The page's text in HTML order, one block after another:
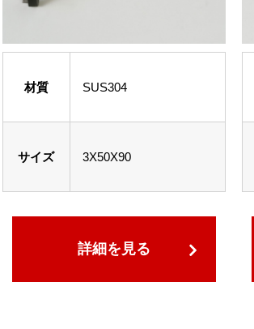
材質 SUS304
サイズ 3X50X90
詳細を見る